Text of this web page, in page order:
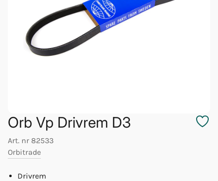
Orb Vp Drivrem D3
Art. nr 82533
Orbitrade
Drivrem